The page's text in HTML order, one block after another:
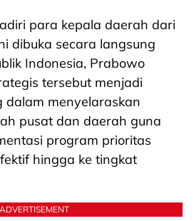
para kepala daerah dari
dibuka secara langsung
Indonesia, Prabowo
tersebut menjadi
dalam menyelaraskan
pusat dan daerah guna
program prioritas
hingga ke tingkat
ADVERTISEMENT